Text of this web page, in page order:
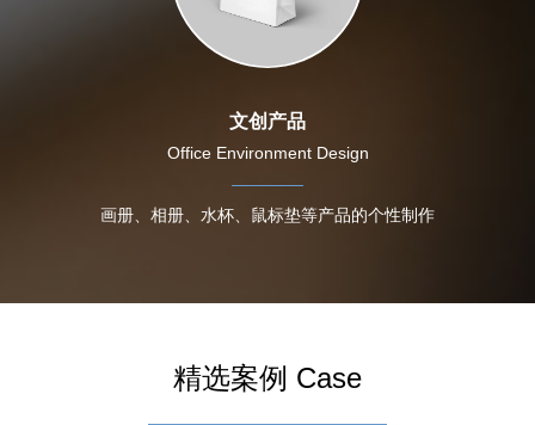
文创产品
Office Environment Design
画册、相册、水杯、鼠标垫等产品的个性制作
精选案例 Case